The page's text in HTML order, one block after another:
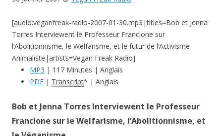
[audio:veganfreak-radio-2007-01-30.mp3|titles=Bob et Jenna
Torres Interviewent le Professeur Francione sur
l’Abolitionnisme, le Welfarisme, et le futur de l’Activisme
Animaliste|artists=Vegan Freak Radio]
MP3 | 117 Minutes | Anglais
PDF | Transcript* | Anglais
Bob et Jenna Torres Interviewent le Professeur
Francione sur le Welfarisme, l’Abolitionnisme, et